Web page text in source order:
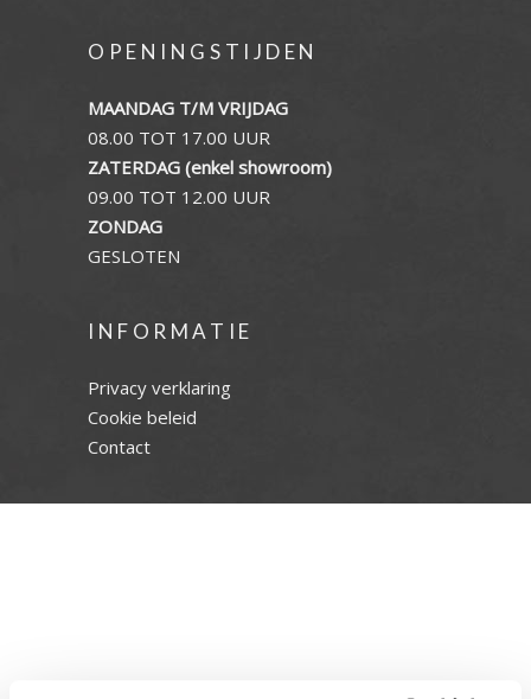
OPENINGSTIJDEN
MAANDAG T/M VRIJDAG
08.00 TOT 17.00 UUR
ZATERDAG (enkel showroom)
09.00 TOT 12.00 UUR
ZONDAG
GESLOTEN
INFORMATIE
Privacy verklaring
Cookie beleid
Contact